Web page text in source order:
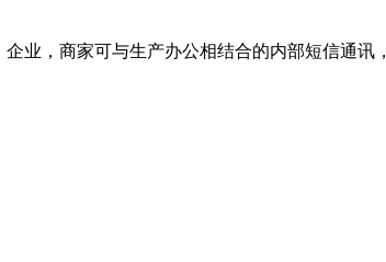
业，商家可与生产办公相结合的内部短信通讯，